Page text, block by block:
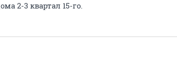
2-3 квартал 15-го.